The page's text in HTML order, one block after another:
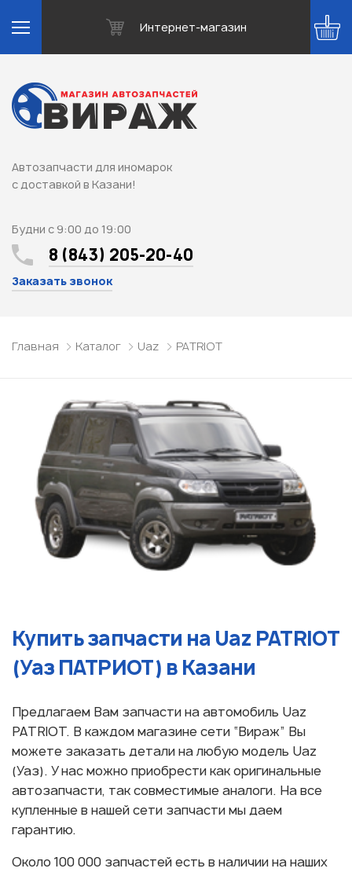
Интернет-магазин
Автозапчасти для иномарок
с доставкой в Казани!
Будни с 9:00 до 19:00
8 (843) 205-20-40
Заказать звонок
Главная Каталог Uaz PATRIOT
Купить запчасти на Uaz PATRIOT
(Уаз ПАТРИОТ) в Казани
Предлагаем Вам запчасти на автомобиль Uaz
PATRIOT. В каждом магазине сети “Вираж” Вы
можете заказать детали на любую модель Uaz
(Уаз). У нас можно приобрести как оригинальные
автозапчасти, так совместимые аналоги. На все
купленные в нашей сети запчасти мы даем
гарантию.
Около 100 000 запчастей есть в наличии на наших